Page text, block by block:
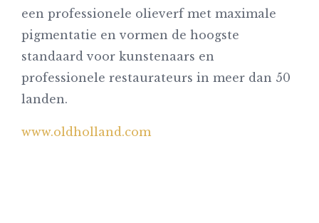
een professionele olieverf met maximale
pigmentatie en vormen de hoogste
standaard voor kunstenaars en
professionele restaurateurs in meer dan 50
landen.
www.oldholland.com